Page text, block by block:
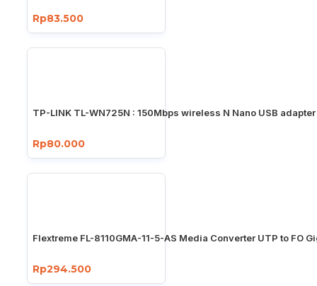
Rp83.500
TP-LINK TL-WN725N : 150Mbps wireless N Nano USB adapter
Rp80.000
Flextreme FL-8110GMA-11-5-AS Media Converter UTP to FO
Rp294.500